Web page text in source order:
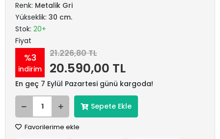
Renk: Metalik Gri
Yükseklik: 30 cm.
Stok: 20+
Fiyat
%3
indirim
21.226,80 TL
20.590,00 TL
En geç 7 Eylül Pazartesi günü kargoda!
Sepete Ekle
Favorilerime ekle